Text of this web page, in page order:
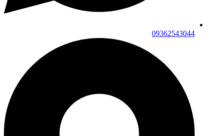
09362543044